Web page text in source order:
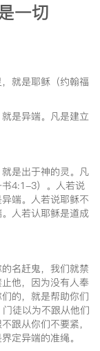
一切
就是耶稣（约翰福
是异端。凡是建立
是出于神的灵。凡
书4:1-3）。人若说
端。人若说耶稣不
人若认耶稣是道成
名赶鬼，我们就禁
他，因为没有人奉
的，就是帮助你们
徒以为不跟从他们
跟从你们不要紧，
定异端的准绳。